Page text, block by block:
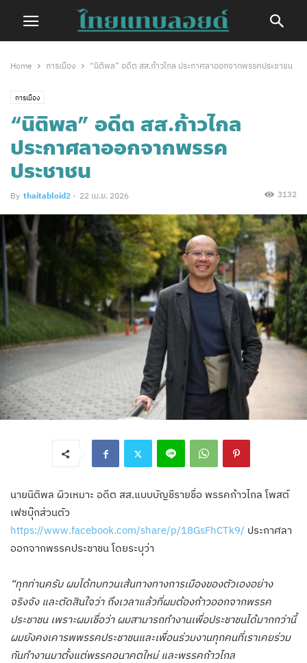
Home การเมือง “นิติพล” อดีต สส.ก้าวไกล ประกาศลาออกจากพรรคประชาชน
การเมือง
“นิติพล” อดีต สส.ก้าวไกล
ประกาศลาออกจากพรรค
ประชาชน
By thaitabloid2 - 22 เม.ย. 2026 3132
นายนิติพล ผิวเหมาะ อดีต สส.แบบบัญชีรายชื่อ พรรคก้าวไกล โพสต์
เฟซบุ๊กส่วนตัว
https://www.facebook.com/share/p/18GsFhCTk9/ ประกาศลา
ออกจากพรรคประชาชน โดยระบุว่า
“ทุกท่านครับ ผมได้ทบทวนเส้นทางทางการเมืองของตัวเองอย่าง
จริงจัง และตัดสินใจว่า ถึงเวลาแล้วที่ผมต้องก้าวออกจากพรรค
ประชาชน เพราะผมเชื่อว่า ผมสามารถทำงานเพื่อประชาชนได้มากกว่านี้
ผมยังคงเคารพพรรคประชาชนและเพื่อนร่วมงานทุกคนที่เราเคยร่วม
กันทำงานมาตั้งแต่พรรคอนาคตใหม่ และพรรคก้าวไกล